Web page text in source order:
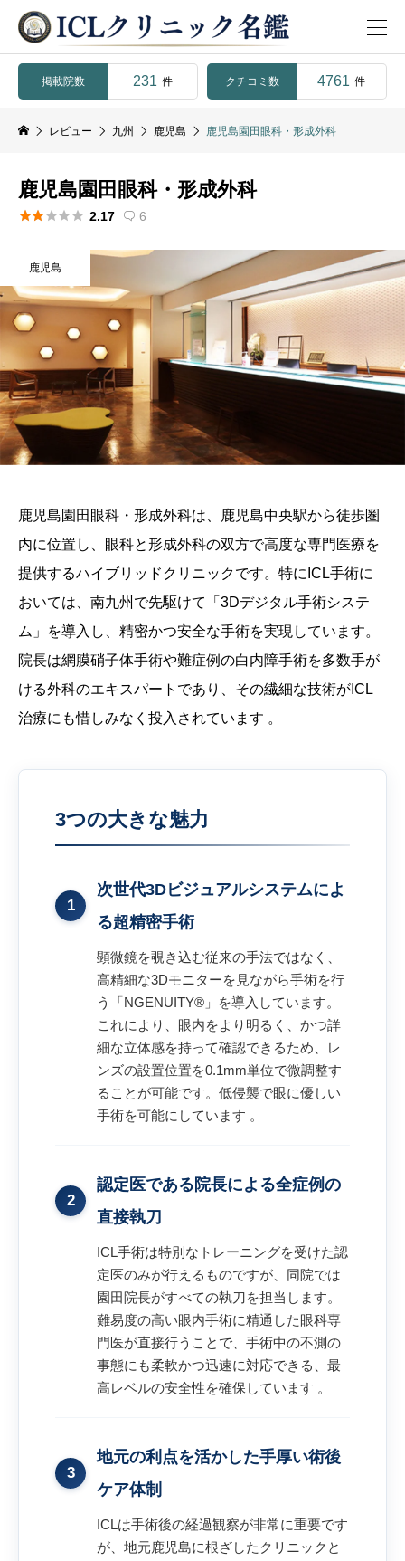
掲載院数 231 件 クチコミ数 4761 件
レビュー 九州 鹿児島 鹿児島園田眼科・形成外科
鹿児島園田眼科・形成外科
 2.17  6
鹿児島
鹿児島園田眼科・形成外科は、鹿児島中央駅から徒歩圏
内に位置し、眼科と形成外科の双方で高度な専門医療を
提供するハイブリッドクリニックです。特にICL手術に
おいては、南九州で先駆けて「3Dデジタル手術システ
ム」を導入し、精密かつ安全な手術を実現しています。
院長は網膜硝子体手術や難症例の白内障手術を多数手が
ける外科のエキスパートであり、その繊細な技術がICL
治療にも惜しみなく投入されています 。
3つの大きな魅力
1
次世代3Dビジュアルシステムによ
る超精密手術
顕微鏡を覗き込む従来の手法ではなく、
高精細な3Dモニターを見ながら手術を行
う「NGENUITY®」を導入しています。
これにより、眼内をより明るく、かつ詳
細な立体感を持って確認できるため、レ
ンズの設置位置を0.1mm単位で微調整す
ることが可能です。低侵襲で眼に優しい
手術を可能にしています 。
2
認定医である院長による全症例の
直接執刀
ICL手術は特別なトレーニングを受けた認
定医のみが行えるものですが、同院では
園田院長がすべての執刀を担当します。
難易度の高い眼内手術に精通した眼科専
門医が直接行うことで、手術中の不測の
事態にも柔軟かつ迅速に対応できる、最
高レベルの安全性を確保しています 。
3
地元の利点を活かした手厚い術後
ケア体制
ICLは手術後の経過観察が非常に重要です
が、地元鹿児島に根ざしたクリニックと